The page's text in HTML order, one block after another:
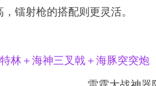
镭射枪的搭配则更灵活。
林＋海神三叉戟＋海豚突突炮